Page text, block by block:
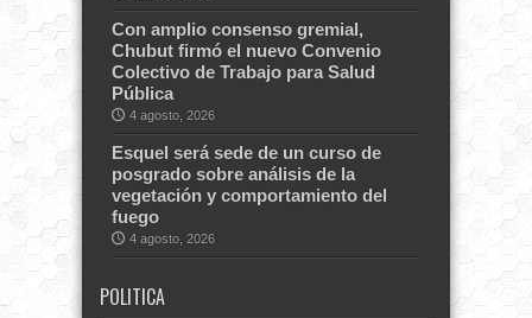
Con amplio consenso gremial,
Chubut firmó el nuevo Convenio
Colectivo de Trabajo para Salud
Pública
4 agosto, 2026
Esquel será sede de un curso de
posgrado sobre análisis de la
vegetación y comportamiento del
fuego
4 agosto, 2026
POLITICA